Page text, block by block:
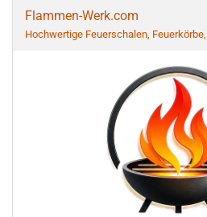
Flammen-Werk.com
Hochwertige Feuerschalen,